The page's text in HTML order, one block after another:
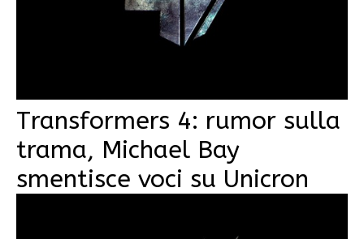
Transformers 4: rumor sulla
trama, Michael Bay
smentisce voci su Unicron